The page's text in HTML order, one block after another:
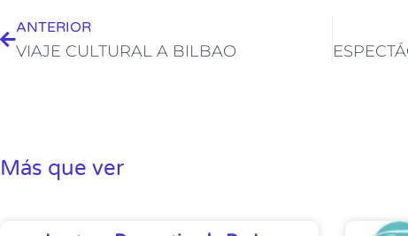
ANTERIOR
VIAJE CULTURAL A BILBAO
Más que ver